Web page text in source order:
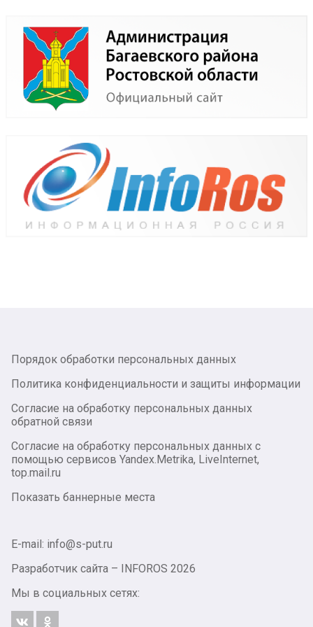
Порядок обработки персональных данных
Политика конфиденциальности и защиты информации
Согласие на обработку персональных данных
обратной связи
Согласие на обработку персональных данных с
помощью сервисов Yandex.Metrika, LiveInternet,
top.mail.ru
Показать баннерные места
E-mail: info@s-put.ru
Разработчик сайта –
INFOROS 2026
Мы в социальных сетях: